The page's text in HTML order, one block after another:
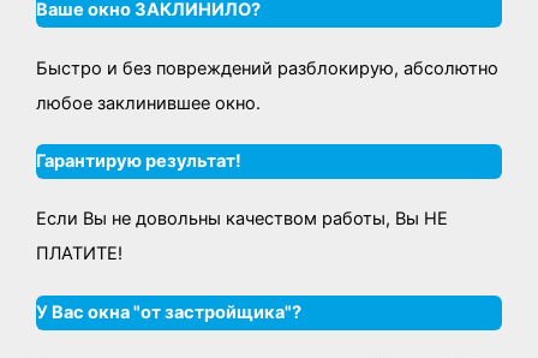
Ваше окно ЗАКЛИНИЛО?
Быстро и без повреждений разблокирую, абсолютно
любое заклинившее окно.
Гарантирую результат!
Если Вы не довольны качеством работы, Вы НЕ
ПЛАТИТЕ!
У Вас окна "от застройщика"?